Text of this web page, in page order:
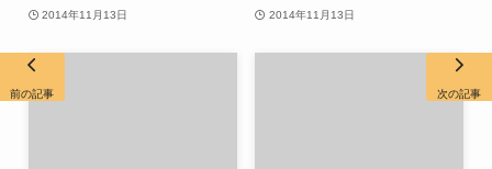
2014年11月13日 2014年11月13日
前の記事 次の記事